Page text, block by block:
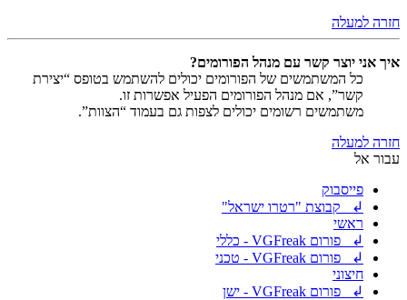
חזרה למעלה
איך אני יוצר קשר עם מנהל הפורומים?
כל המשתמשים של הפורומים יכולים להשתמש בטופס “יצירת
קשר”, אם מנהל הפורומים הפעיל אפשרות זו.
משתמשים רשומים יכולים לצפות גם בעמוד “הצוות”.
חזרה למעלה
עבור אל
פייסבוק
↲ קבוצת "רטרו ישראל"
ראשי
↲ פורום VGFreak - כללי
↲ פורום VGFreak - טכני
חיצוני
↲ פורום VGFreak - ישן